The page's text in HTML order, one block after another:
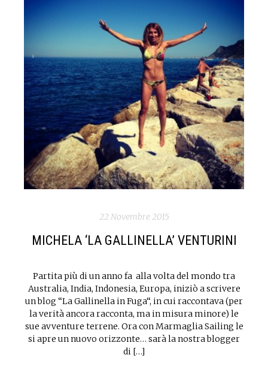
22 Novembre 2015
MICHELA ‘LA GALLINELLA’ VENTURINI
Partita più di un anno fa alla volta del mondo tra
Australia, India, Indonesia, Europa, iniziò a scrivere
un blog “La Gallinella in Fuga“, in cui raccontava (per
la verità ancora racconta, ma in misura minore) le
sue avventure terrene. Ora con Marmaglia Sailing le
si apre un nuovo orizzonte… sarà la nostra blogger
di […]